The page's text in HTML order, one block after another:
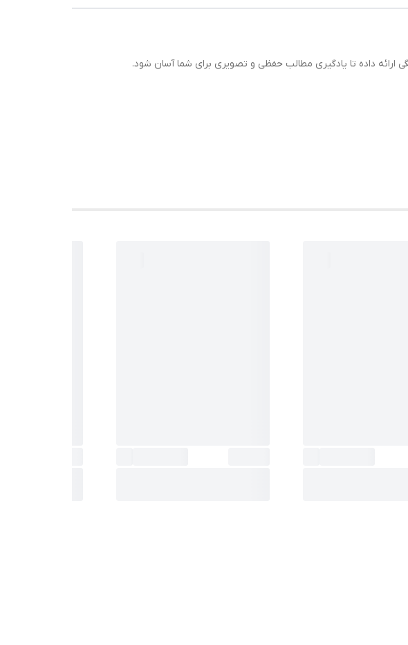
ارائه داده تا یادگیری مطالب حفظی و تصویری برای شما آسان شود.